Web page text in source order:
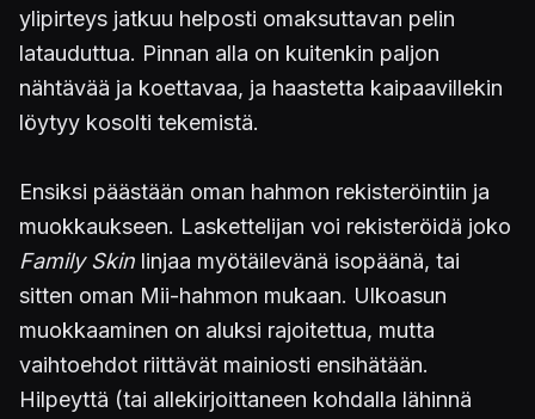
ylipirteys jatkuu helposti omaksuttavan pelin
latauduttua. Pinnan alla on kuitenkin paljon
nähtävää ja koettavaa, ja haastetta kaipaavillekin
löytyy kosolti tekemistä.
Ensiksi päästään oman hahmon rekisteröintiin ja
muokkaukseen. Laskettelijan voi rekisteröidä joko
Family Skin linjaa myötäilevänä isopäänä, tai
sitten oman Mii-hahmon mukaan. Ulkoasun
muokkaaminen on aluksi rajoitettua, mutta
vaihtoehdot riittävät mainiosti ensihätään.
Hilpeyttä (tai allekirjoittaneen kohdalla lähinnä